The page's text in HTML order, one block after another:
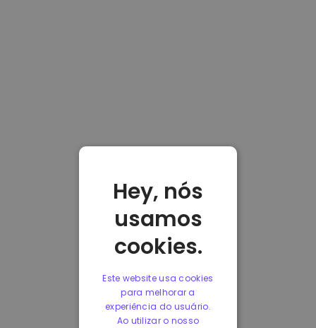
Hey, nós
usamos
cookies.
Este website usa cookies
para melhorar a
experiência do usuário.
Ao utilizar o nosso